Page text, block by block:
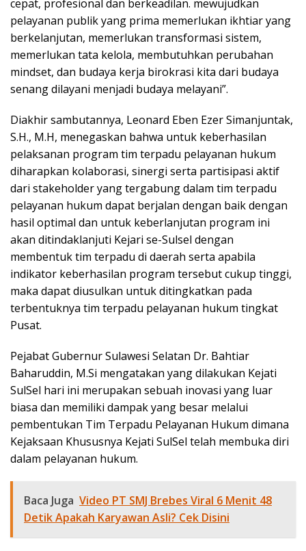
cepat, profesional dan berkeadilan. mewujudkan
pelayanan publik yang prima memerlukan ikhtiar yang
berkelanjutan, memerlukan transformasi sistem,
memerlukan tata kelola, membutuhkan perubahan
mindset, dan budaya kerja birokrasi kita dari budaya
senang dilayani menjadi budaya melayani”.
Diakhir sambutannya, Leonard Eben Ezer Simanjuntak,
S.H., M.H, menegaskan bahwa untuk keberhasilan
pelaksanan program tim terpadu pelayanan hukum
diharapkan kolaborasi, sinergi serta partisipasi aktif
dari stakeholder yang tergabung dalam tim terpadu
pelayanan hukum dapat berjalan dengan baik dengan
hasil optimal dan untuk keberlanjutan program ini
akan ditindaklanjuti Kejari se-Sulsel dengan
membentuk tim terpadu di daerah serta apabila
indikator keberhasilan program tersebut cukup tinggi,
maka dapat diusulkan untuk ditingkatkan pada
terbentuknya tim terpadu pelayanan hukum tingkat
Pusat.
Pejabat Gubernur Sulawesi Selatan Dr. Bahtiar
Baharuddin, M.Si mengatakan yang dilakukan Kejati
SulSel hari ini merupakan sebuah inovasi yang luar
biasa dan memiliki dampak yang besar melalui
pembentukan Tim Terpadu Pelayanan Hukum dimana
Kejaksaan Khususnya Kejati SulSel telah membuka diri
dalam pelayanan hukum.
Baca Juga Video PT SMJ Brebes Viral 6 Menit 48
Detik Apakah Karyawan Asli? Cek Disini